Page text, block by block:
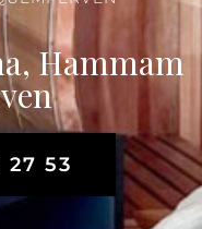
Hammam
27 53